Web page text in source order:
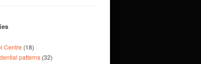
Centre (18)
patterns (32)